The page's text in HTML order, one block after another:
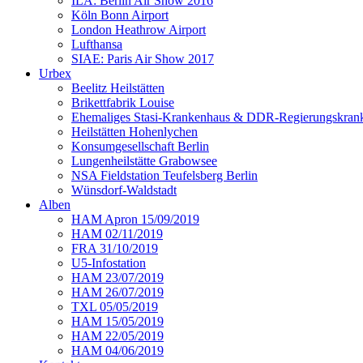
Köln Bonn Airport
London Heathrow Airport
Lufthansa
SIAE: Paris Air Show 2017
Urbex
Beelitz Heilstätten
Brikettfabrik Louise
Ehemaliges Stasi-Krankenhaus & DDR-
Heilstätten Hohenlychen
Konsumgesellschaft Berlin
Lungenheilstätte Grabowsee
NSA Fieldstation Teufelsberg Berlin
Wünsdorf-Waldstadt
Alben
HAM Apron 15/09/2019
HAM 02/11/2019
FRA 31/10/2019
U5-Infostation
HAM 23/07/2019
HAM 26/07/2019
TXL 05/05/2019
HAM 15/05/2019
HAM 22/05/2019
HAM 04/06/2019